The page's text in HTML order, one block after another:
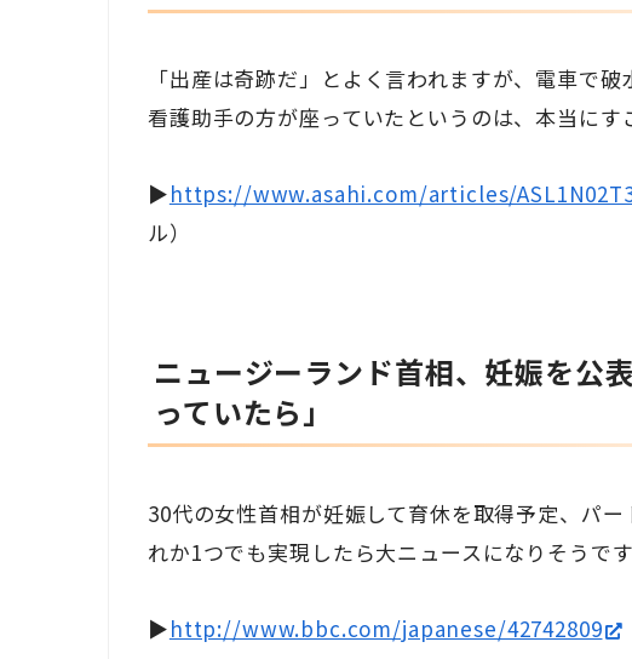
「出産は奇跡だ」とよく言われますが、電車で
看護助手の方が座っていたというのは、本当にす
▶https://www.asahi.com/articles/
ル）
ニュージーランド首相、妊娠を
っていたら」
30代の女性首相が妊娠して育休を取得予定、パ
れか1つでも実現したら大ニュースになりそうです
▶http://www.bbc.com/japanese/42742809